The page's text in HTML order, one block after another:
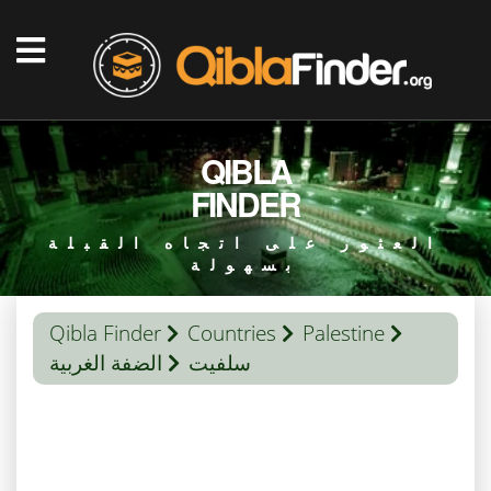
QIBLA
FINDER
العثور على اتجاه القبلة
بسهولة
Qibla Finder Countries
Palestine
الضفة الغربية
سلفيت